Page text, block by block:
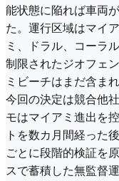
能状態に陥れば車両
た。運行区域はマイ
ミ、ドラル、コーラ
制限されたジオフェ
ミビーチはまだ含ま
今回の決定は競合他
モはマイアミ進出を
トを数カ月間経った
ごとに段階的検証を
スで蓄積した無監督